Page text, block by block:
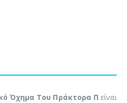
Όχημα Του Πράκτορα Π είναι